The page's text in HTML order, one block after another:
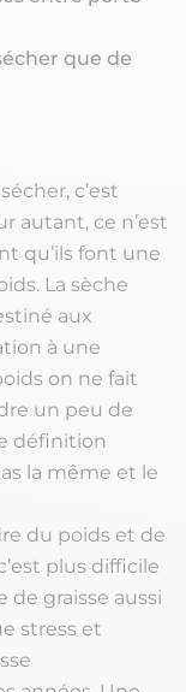
que de
c’est
autant, ce n’est
qu’ils font une
La sèche
aux
à une
on ne fait
un peu de
définition
la même et le
du poids et de
plus difficile
de graisse aussi
stress et